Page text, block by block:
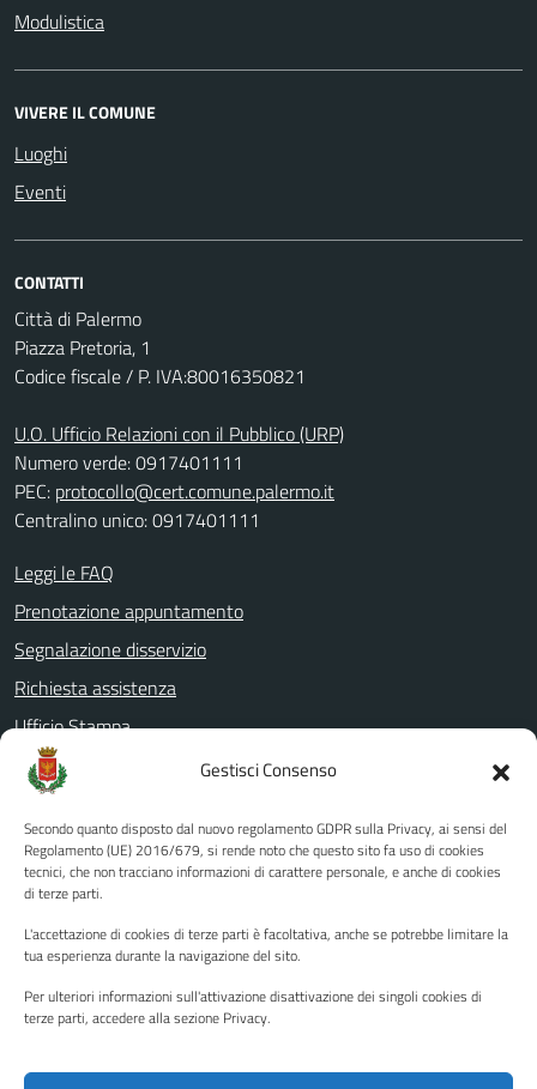
Gestisci Consenso
Secondo quanto disposto dal nuovo regolamento GDPR sulla Privacy, ai sensi del
Regolamento (UE) 2016/679, si rende noto che questo sito fa uso di cookies
tecnici, che non tracciano informazioni di carattere personale, e anche di cookies
di terze parti.
L'accettazione di cookies di terze parti è facoltativa, anche se potrebbe limitare la
tua esperienza durante la navigazione del sito.
Per ulteriori informazioni sull'attivazione disattivazione dei singoli cookies di
terze parti, accedere alla sezione Privacy.
Modulistica
VIVERE IL COMUNE
Luoghi
Eventi
CONTATTI
Città di Palermo
Piazza Pretoria, 1
Codice fiscale / P. IVA:80016350821
U.O. Ufficio Relazioni con il Pubblico (URP)
Numero verde: 0917401111
PEC: protocollo@cert.comune.palermo.it
Centralino unico: 0917401111
Leggi le FAQ
Prenotazione appuntamento
Segnalazione disservizio
Richiesta assistenza
Ufficio Stampa
Amministrazione Trasparente
Albo pretorio
Informativa privacy
Note legali
Piano di miglioramento del sito